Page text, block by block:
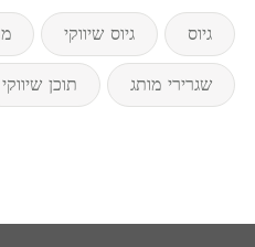
גיוס גיוס שיווקי
שגרירי מותג תוכן שיווקי